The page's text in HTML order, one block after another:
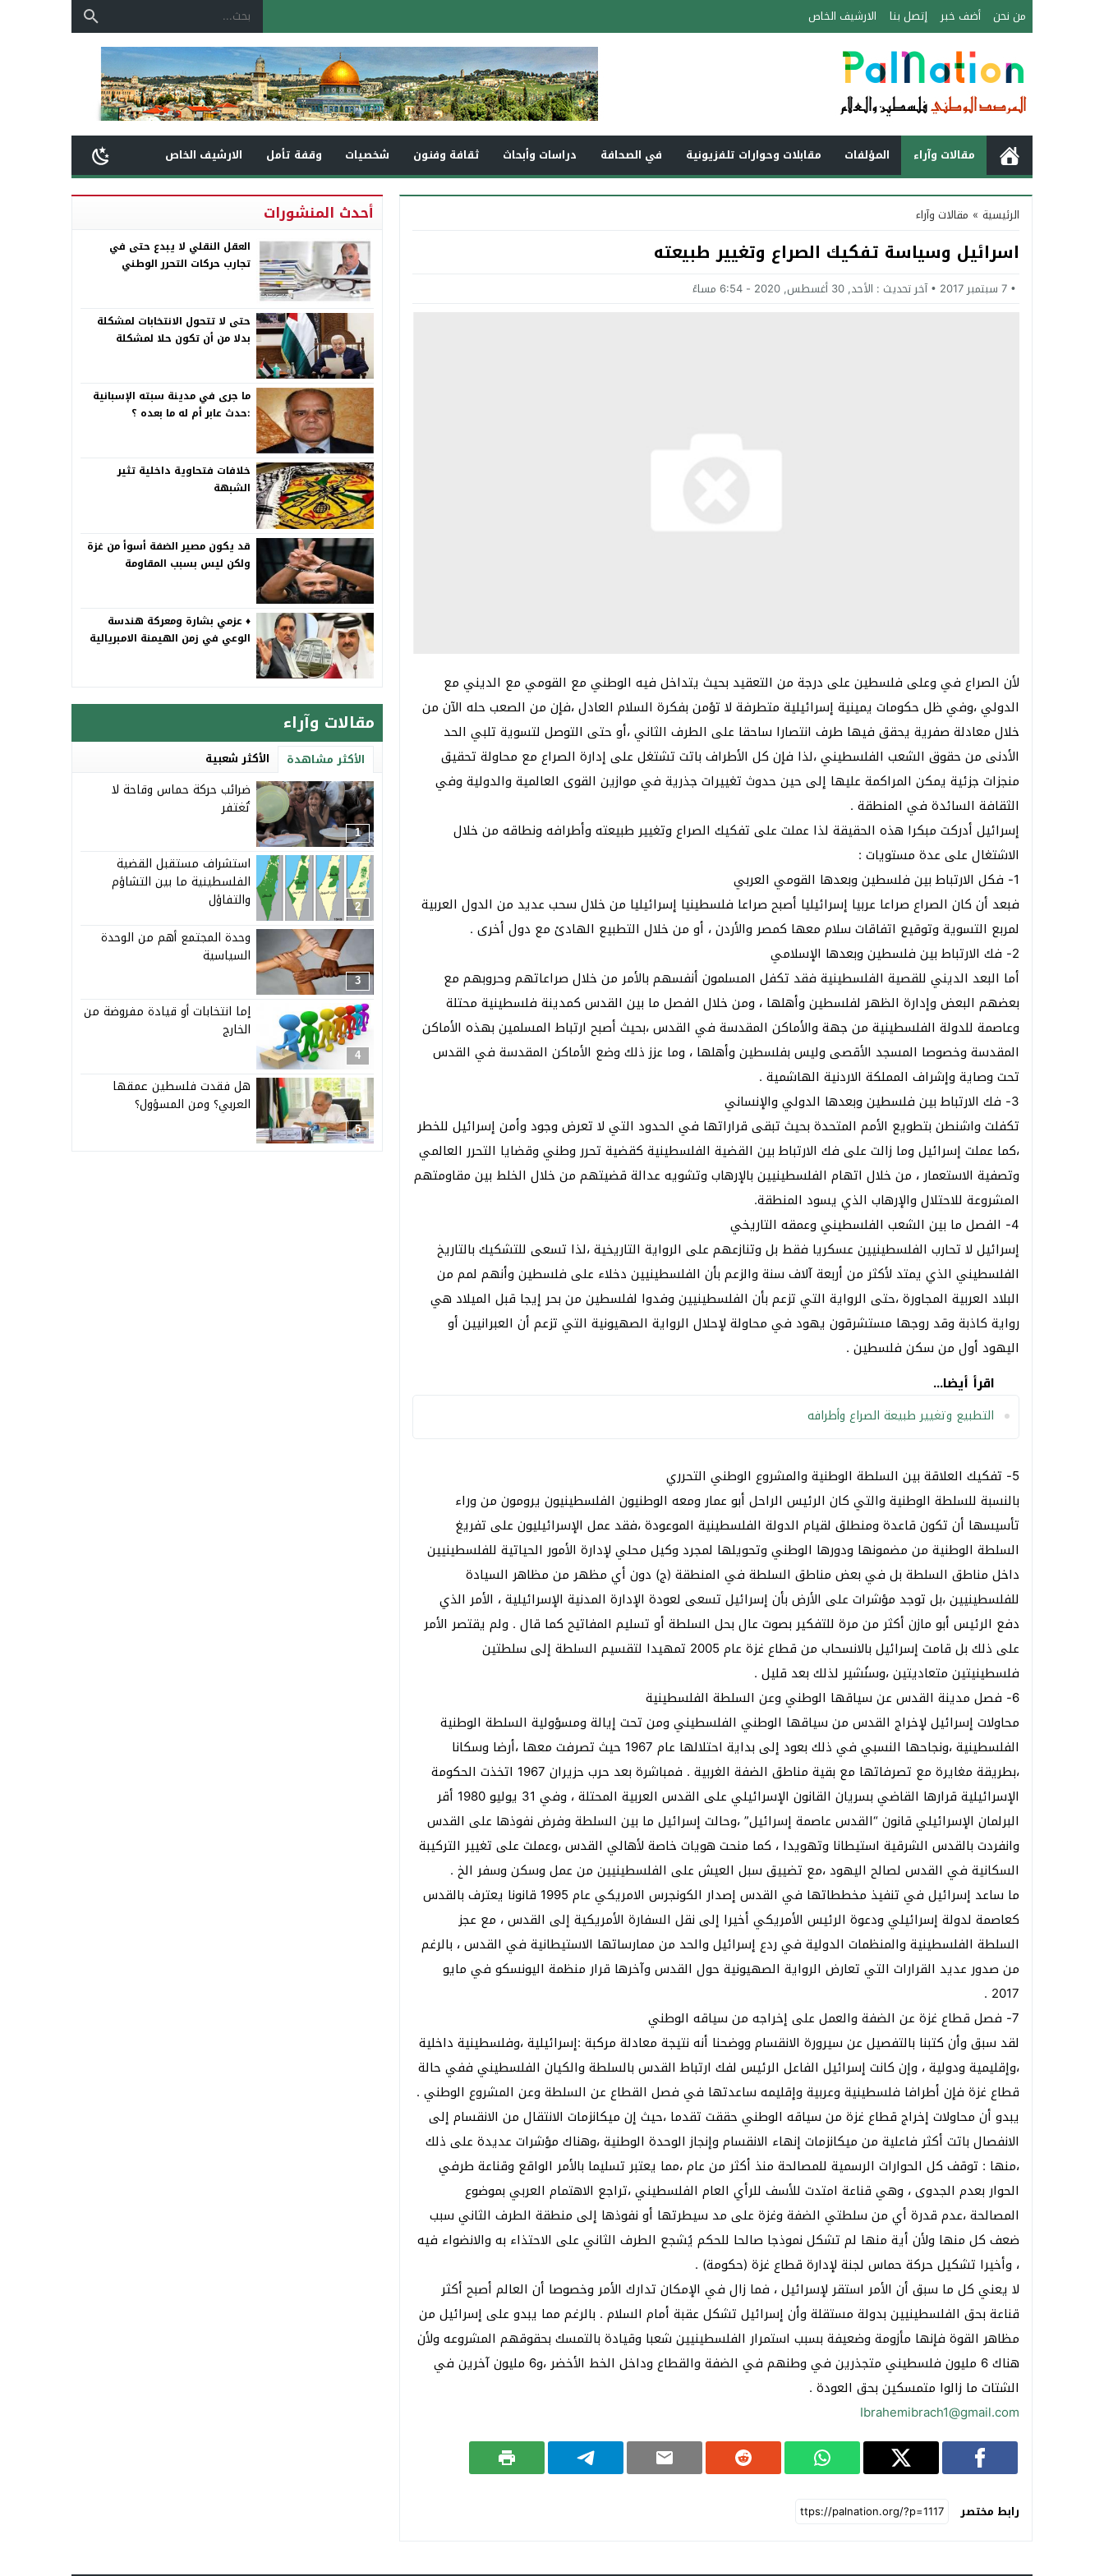
من نحن أضف خبر إتصل بنا الارشيف الخاص
مقالات وآراء المؤلفات مقابلات وحوارات تلفزيونية في الصحافة دراسات وأبحاث ثقافة وفنون شخصيات وقفة تأمل الارشيف الخاص
الرئيسية » مقالات وآراء
اسرائيل وسياسة تفكيك الصراع وتغيير طبيعته
7 سبتمبر 2017 آخر تحديث : الأحد, 30 أغسطس, 2020 - 6:54 مساءً
لأن الصراع في وعلى فلسطين على درجة من التعقيد بحيث يتداخل فيه الوطني مع القومي مع الديني مع
الدولي ،وفي ظل حكومات يمينية إسرائيلية متطرفة لا تؤمن بفكرة السلام العادل ،فإن من الصعب حله الآن من
خلال معادلة صفرية يحقق فيها طرف انتصارا ساحقا على الطرف الثاني ،أو حتى التوصل لتسوية تلبي الحد
الأدنى من حقوق الشعب الفلسطيني ،لذا فإن كل الأطراف باتت تشتغل على إدارة الصراع مع محاولة تحقيق
منجزات جزئية يمكن المراكمة عليها إلى حين حدوث تغييرات جذرية في موازين القوى العالمية والدولية وفي
الثقافة السائدة في المنطقة .
إسرائيل أدركت مبكرا هذه الحقيقة لذا عملت على تفكيك الصراع وتغيير طبيعته وأطرافه ونطاقه من خلال
الاشتغال على عدة مستويات :
1- فكل الارتباط بين فلسطين وبعدها القومي العربي
فبعد أن كان الصراع صراعا عربيا إسرائيليا أصبح صراعا فلسطينيا إسرائيليا من خلال سحب عديد من الدول العربية
لمربع التسوية وتوقيع اتفاقات سلام معها كمصر والأردن ، أو من خلال التطبيع الهادئ مع دول أخرى .
2- فك الارتباط بين فلسطين وبعدها الإسلامي
أما البعد الديني للقصية الفلسطينية فقد تكفل المسلمون أنفسهم بالأمر من خلال صراعاتهم وحروبهم مع
بعضهم البعض وإدارة الظهر لفلسطين وأهلها ، ومن خلال الفصل ما بين القدس كمدينة فلسطينية محتلة
وعاصمة للدولة الفلسطينية من جهة والأماكن المقدسة في القدس ،بحيث أصبح ارتباط المسلمين بهذه الأماكن
المقدسة وخصوصا المسجد الأقصى وليس بفلسطين وأهلها ، وما عزز ذلك وضع الأماكن المقدسة في القدس
تحت وصاية وإشراف المملكة الاردنية الهاشمية .
3- فك الارتباط بين فلسطين وبعدها الدولي والإنساني
تكفلت واشنطن بتطويع الأمم المتحدة بحيث تبقى قراراتها في الحدود التي لا تعرض وجود وأمن إسرائيل للخطر
،كما عملت إسرائيل وما زالت على فك الارتباط بين القضية الفلسطينية كقضية تحرر وطني وقضايا التحرر العالمي
وتصفية الاستعمار ، من خلال اتهام الفلسطينيين بالإرهاب وتشويه عدالة قضيتهم من خلال الخلط بين مقاومتهم
المشروعة للاحتلال والإرهاب الذي يسود المنطقة.
4- الفصل ما بين الشعب الفلسطيني وعمقه التاريخي
إسرائيل لا تحارب الفلسطينيين عسكريا فقط بل وتنازعهم على الرواية التاريخية ،لذا تسعى للتشكيك بالتاريخ
الفلسطيني الذي يمتد لأكثر من أربعة آلاف سنة والزعم بأن الفلسطينيين دخلاء على فلسطين وأنهم لمم من
البلاد العربية المجاورة ،حتى الرواية التي تزعم بأن الفلسطينيين وفدوا لفلسطين من بحر إيجا قبل الميلاد هي
رواية كاذبة وقد روجها مستشرقون يهود في محاولة لإحلال الرواية الصهيونية التي تزعم أن العبرانيين أو
اليهود أول من سكن فلسطين .
اقرأ أيضا...
التطبيع وتغيير طبيعة الصراع وأطرافه
5- تفكيك العلاقة بين السلطة الوطنية والمشروع الوطني التحرري
بالنسبة للسلطة الوطنية والتي كان الرئيس الراحل أبو عمار ومعه الوطنيون الفلسطينيون يرومون من وراء
تأسيسها أن تكون قاعدة ومنطلق لقيام الدولة الفلسطينية الموعودة ،فقد عمل الإسرائيليون على تفريغ
السلطة الوطنية من مضمونها ودورها الوطني وتحويلها لمجرد وكيل محلي لإدارة الأمور الحياتية للفلسطينيين
داخل مناطق السلطة بل في بعض مناطق السلطة في المنطقة (ج) دون أي مظهر من مظاهر السيادة
للفلسطينيين ،بل توجد مؤشرات على الأرض بأن إسرائيل تسعى لعودة الإدارة المدنية الإسرائيلية ، الأمر الذي
دفع الرئيس أبو مازن أكثر من مرة للتفكير بصوت عال بحل السلطة أو تسليم المفاتيح كما قال . ولم يقتصر الأمر
على ذلك بل قامت إسرائيل بالانسحاب من قطاع غزة عام 2005 تمهيدا لتقسيم السلطة إلى سلطتين
فلسطينيتين متعاديتين ،وسنُشير لذلك بعد قليل .
6- فصل مدينة القدس عن سياقها الوطني وعن السلطة الفلسطينية
محاولات إسرائيل لإخراج القدس من سياقها الوطني الفلسطيني ومن تحت إيالة ومسؤولية السلطة الوطنية
الفلسطينية ،ونجاحها النسبي في ذلك بعود إلى بداية احتلالها عام 1967 حيث تصرفت معها ،أرضا وسكانا
،بطريقة مغايرة مع تصرفاتها مع بقية مناطق الضفة الغربية . فمباشرة بعد حرب حزيران 1967 اتخذت الحكومة
الإسرائيلية قرارها القاضي بسريان القانون الإسرائيلي على القدس العربية المحتلة ، وفي 31 يوليو 1980 أقر
البرلمان الإسرائيلي قانون “القدس عاصمة إسرائيل” ،وحالت إسرائيل ما بين السلطة وفرض نفوذها على القدس
وانفردت بالقدس الشرقية استيطانا وتهويدا ، كما منحت هويات خاصة لأهالي القدس ،وعملت على تغيير التركيبة
السكانية في القدس لصالح اليهود ،مع تضييق سبل العيش على الفلسطينيين من عمل وسكن وسفر الخ .
ما ساعد إسرائيل في تنفيذ مخططاتها في القدس إصدار الكونجرس الامريكي عام 1995 قانونا يعترف بالقدس
كعاصمة لدولة إسرائيلي ودعوة الرئيس الأمريكي أخيرا إلى نقل السفارة الأمريكية إلى القدس ، مع عجز
السلطة الفلسطينية والمنظمات الدولية في ردع إسرائيل والحد من ممارساتها الاستيطانية في القدس ، بالرغم
من صدور عديد القرارات التي تعارض الرواية الصهيونية حول القدس وآخرها قرار منظمة اليونسكو في مايو
2017 .
7- فصل قطاع غزة عن الضفة والعمل على إخراجه من سياقه الوطني
لقد سبق وأن كتبنا بالتفصيل عن سيرورة الانقسام ووضحنا أنه نتيجة معادلة مركبة :إسرائيلية ،وفلسطينية داخلية
،وإقليمية ودولية ، وإن كانت إسرائيل الفاعل الرئيس لفك ارتباط القدس بالسلطة والكيان الفلسطيني ففي حالة
قطاع غزة فإن أطرافا فلسطينية وعربية وإقليمه ساعدتها في فصل القطاع عن السلطة وعن المشروع الوطني .
يبدو أن محاولات إخراج قطاع غزة من سياقه الوطني حققت تقدما ،حيث إن ميكانزمات الانتقال من الانقسام إلى
الانفصال باتت أكثر فاعلية من ميكانزمات إنهاء الانقسام وإنجاز الوحدة الوطنية ،وهناك مؤشرات عديدة على ذلك
،منها : توقف كل الحوارات الرسمية للمصالحة منذ أكثر من عام ،مما يعتبر تسليما بالأمر الواقع وقناعة طرفي
الحوار بعدم الجدوى ، وهي قناعة امتدت للأسف للرأي العام الفلسطيني ،تراجع الاهتمام العربي بموضوع
المصالحة ،عدم قدرة أي من سلطتي الضفة وغزة على مد سيطرتها أو نفوذها إلى منطقة الطرف الثاني سبب
ضعف كل منها ولأن أية منها لم تشكل نموذجا صالحا للحكم يُشجع الطرف الثاني على الاحتذاء به والانضواء فيه
، وأخيرا تشكيل حركة حماس لجنة لإدارة قطاع غزة (حكومة) .
لا يعني كل ما سبق أن الأمر استقر لإسرائيل ، فما زال في الإمكان تدارك الأمر وخصوصا أن العالم أصبح أكثر
قناعة بحق الفلسطينيين بدولة مستقلة وأن إسرائيل تشكل عقبة أمام السلام . بالرغم مما يبدو على إسرائيل من
مظاهر القوة فإنها مأزومة وضعيفة بسبب استمرار الفلسطينيين شعبا وقيادة بالتمسك بحقوقهم المشروعه ولأن
هناك 6 مليون فلسطيني متجذرين في وطنهم في الضفة والقطاع وداخل الخط الأخضر ،و6 مليون آخرين في
الشتات ما زالوا متمسكين بحق العودة .
Ibrahemibrach1@gmail.com
رابط مختصر
أحدث المنشورات
العقل النقلي لا يبدع حتى في
تجارب حركات التحرر الوطني
حتى لا تتحول الانتخابات لمشكلة
بدلا من أن تكون حلا لمشكلة
ما جرى في مدينة سبته الإسبانية
:حدث عابر أم له ما بعده ؟
خلافات فتحاوية داخلية تثير
الشبهة
قد يكون مصير الضفة أسوأ من غزة
ولكن ليس بسبب المقاومة
♦️ عزمي بشارة ومعركة هندسة
الوعي في زمن الهيمنة الامبريالية
مقالات وآراء
الأكثر مشاهدة الأكثر شعبية
1
ضرائب حركة حماس وقاحة لا
تُغتفر
2
استشراف مستقبل القضية
الفلسطينية ما بين التشاؤم
والتفاؤل
3
وحدة المجتمع أهم من الوحدة
السياسية
4
إما انتخابات أو قيادة مفروضة من
الخارج
5
هل فقدت فلسطين عمقها
العربي؟ ومن المسؤول؟